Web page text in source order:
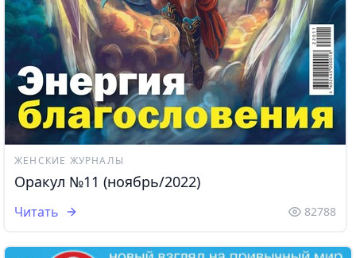
ЖЕНСКИЕ ЖУРНАЛЫ
Оракул №11 (ноябрь/2022)
Читать 82788